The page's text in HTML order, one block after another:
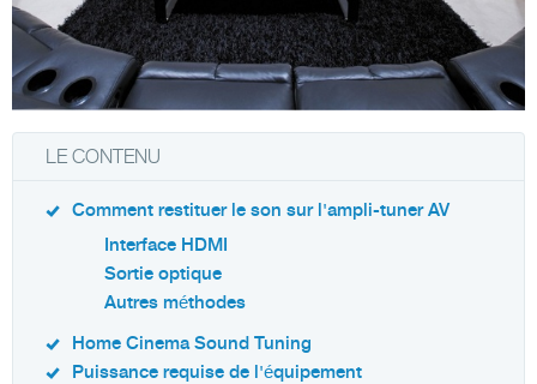
LE CONTENU
Comment restituer le son sur l'ampli-tuner AV
Interface HDMI
Sortie optique
Autres méthodes
Home Cinema Sound Tuning
Puissance requise de l'équipement